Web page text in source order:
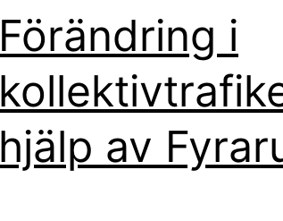
Förändring i
hjälp av